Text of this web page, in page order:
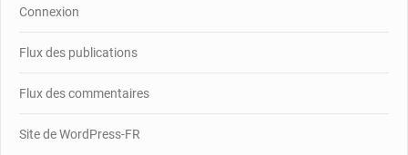
Connexion
Flux des publications
Flux des commentaires
Site de WordPress-FR